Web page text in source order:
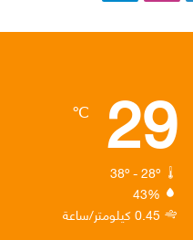
ت
ق
ر
ا
ر
ا
29
℃
38º - 28º
43%
0.45 كيلومتر/ساعة